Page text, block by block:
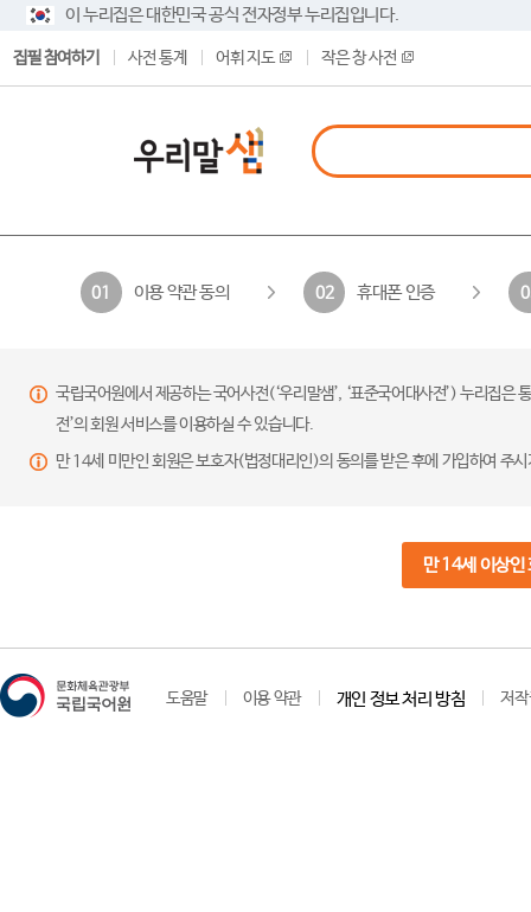
이 누리집은 대한민국 공식 전자정부 누리집입니다.
집필 참여하기 사전 통계 어휘 지도 작은 창 사전
01 이용 약관 동의 02 휴대폰 인증
국립국어원에서 제공하는 국어사전(‘우리말샘’, ‘표준국어대사전’) 누리집
전’의 회원 서비스를 이용하실 수 있습니다.
만 14세 미만인 회원은 보호자(법정대리인)의 동의를 받은 후에 가입하여 주
만 14세 이상인
도움말 이용 약관 개인 정보 처리 방침 저